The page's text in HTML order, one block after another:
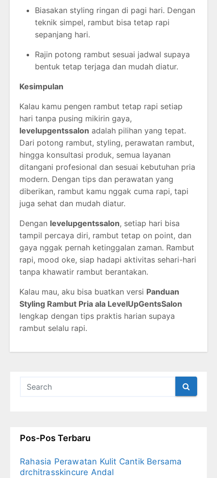
Biasakan styling ringan di pagi hari. Dengan
teknik simpel, rambut bisa tetap rapi
sepanjang hari.
Rajin potong rambut sesuai jadwal supaya
bentuk tetap terjaga dan mudah diatur.
Kesimpulan
Kalau kamu pengen rambut tetap rapi setiap
hari tanpa pusing mikirin gaya,
levelupgentssalon adalah pilihan yang tepat.
Dari potong rambut, styling, perawatan rambut,
hingga konsultasi produk, semua layanan
ditangani profesional dan sesuai kebutuhan pria
modern. Dengan tips dan perawatan yang
diberikan, rambut kamu nggak cuma rapi, tapi
juga sehat dan mudah diatur.
Dengan levelupgentssalon, setiap hari bisa
tampil percaya diri, rambut tetap on point, dan
gaya nggak pernah ketinggalan zaman. Rambut
rapi, mood oke, siap hadapi aktivitas sehari-hari
tanpa khawatir rambut berantakan.
Kalau mau, aku bisa buatkan versi Panduan
Styling Rambut Pria ala LevelUpGentsSalon
lengkap dengan tips praktis harian supaya
rambut selalu rapi.
Pos-Pos Terbaru
Rahasia Perawatan Kulit Cantik Bersama
drchitrasskincure Andal